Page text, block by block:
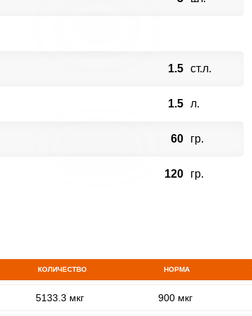
1.5 ст.л.
1.5 л.
60 гр.
120 гр.
КОЛИЧЕСТВО НОРМА
5133.3 мкг 900 мкг